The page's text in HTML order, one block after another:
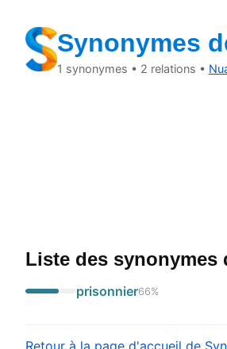
Synonymes
1 synonymes • 2 relations •
Liste des synonymes
prisonnier66%
Retour à la page d'accueil de